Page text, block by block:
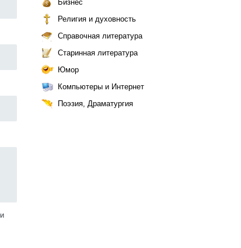
Бизнес
Религия и духовность
Справочная литература
Старинная литература
Юмор
Компьютеры и Интернет
Поэзия, Драматургия